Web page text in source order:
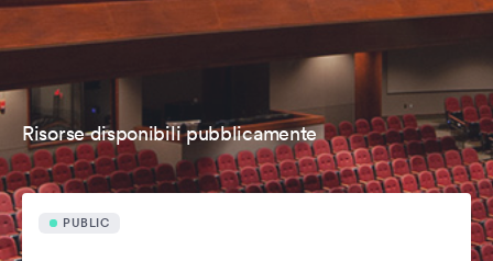
Risorse disponibili pubblicamente
PUBLIC